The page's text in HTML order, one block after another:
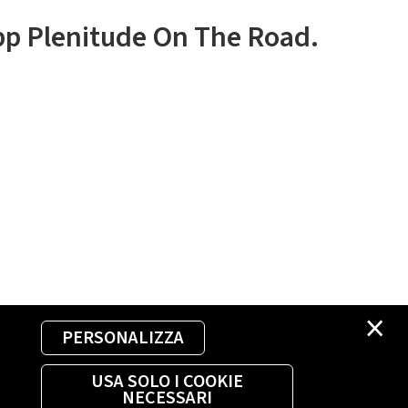
×
PERSONALIZZA
USA SOLO I COOKIE
NECESSARI
Plenitude On The Road.